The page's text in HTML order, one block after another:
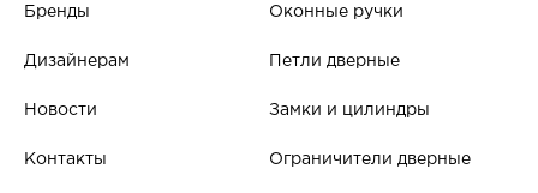
Бренды
Дизайнерам
Новости
Контакты
Оконные ручки
Петли дверные
Замки и цилиндры
Ограничители дверные